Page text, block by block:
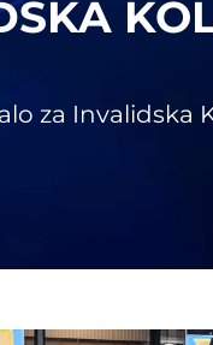
za Invalidska